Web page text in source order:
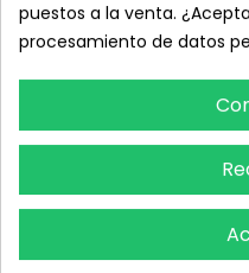
TAMBIÉN
puestos a la venta.
procesamiento de datos